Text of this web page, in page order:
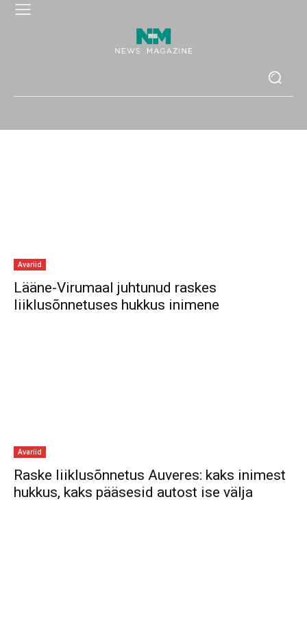
Avariid
Lääne-Virumaal juhtunud raskes
liiklusõnnetuses hukkus inimene
Avariid
Raske liiklusõnnetus Auveres: kaks inimest
hukkus, kaks pääsesid autost ise välja